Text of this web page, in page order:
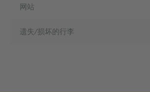
网站
遗失/损坏的行李